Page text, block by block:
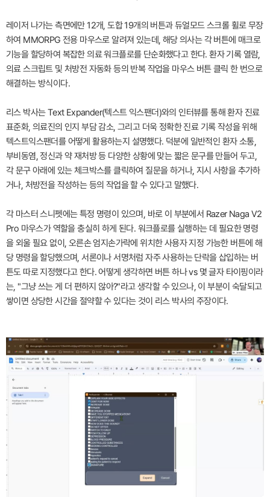
레이저 나가는 측면에만 12개, 도합 19개의 버튼과 듀얼모드 스크롤 휠로 무장
하여 MMORPG 전용 마우스로 알려져 있는데, 해당 의사는 각 버튼에 매크로
기능을 할당하여 복잡한 의료 워크플로를 단순화했다고 한다. 환자 기록 열람,
의료 스크립트 및 처방전 자동화 등의 반복 작업을 마우스 버튼 클릭 한 번으로
해결하는 방식이다.
리스 박사는 Text Expander(텍스트 익스팬더)와의 인터뷰를 통해 환자 진료
표준화, 의료진의 인지 부담 감소, 그리고 더욱 정확한 진료 기록 작성을 위해
텍스트익스팬더를 어떻게 활용하는지 설명했다. 덕분에 일반적인 환자 소통,
부비동염, 정신과 약 재처방 등 다양한 상황에 맞는 짧은 문구를 만들어 두고,
각 문구 아래에 있는 체크박스를 클릭하여 질문을 하거나, 지시 사항을 추가하
거나, 처방전을 작성하는 등의 작업을 할 수 있다고 말했다.
각 마스터 스니펫에는 특정 명령이 있으며, 바로 이 부분에서 Razer Naga V2
Pro 마우스가 역할을 충실히 하게 된다. 워크플로를 실행하는 데 필요한 명령
을 외울 필요 없이, 오른손 엄지손가락에 위치한 사용자 지정 가능한 버튼에 해
당 명령을 할당했으며, 서론이나 서명처럼 자주 사용하는 단락을 삽입하는 버
튼도 따로 지정했다고 한다. 어떻게 생각하면 버튼 하나 vs 몇 글자 타이핑이라
는, "그냥 쓰는 게 더 편하지 않아?"라고 생각할 수 있으나, 이 부분이 숙달되고
쌓이면 상당한 시간을 절약할 수 있다는 것이 리스 박사의 주장이다.